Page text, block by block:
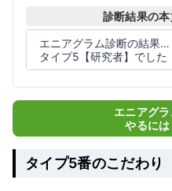
診断結果の
エニアグ
やるに
タイプ5番のこだわり